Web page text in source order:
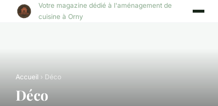
Votre magazine dédié à l'aménagement de
cuisine à Orny
Accueil › Déco
Déco